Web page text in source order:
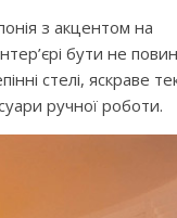
з акцентом на
бути не
стелі, яскраве
ручної роботи.